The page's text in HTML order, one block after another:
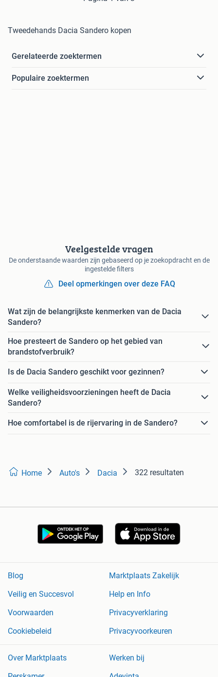
Tweedehands Dacia Sandero kopen
Gerelateerde zoektermen
Populaire zoektermen
Veelgestelde vragen
De onderstaande waarden zijn gebaseerd op je zoekopdracht en de
ingestelde filters
Deel opmerkingen over deze FAQ
Wat zijn de belangrijkste kenmerken van de Dacia
Sandero?
Hoe presteert de Sandero op het gebied van
brandstofverbruik?
Is de Dacia Sandero geschikt voor gezinnen?
Welke veiligheidsvoorzieningen heeft de Dacia
Sandero?
Hoe comfortabel is de rijervaring in de Sandero?
Home Auto's Dacia 322 resultaten
Blog
Marktplaats Zakelijk
Veilig en Succesvol
Help en Info
Voorwaarden
Privacyverklaring
Cookiebeleid
Privacyvoorkeuren
Over Marktplaats
Werken bij